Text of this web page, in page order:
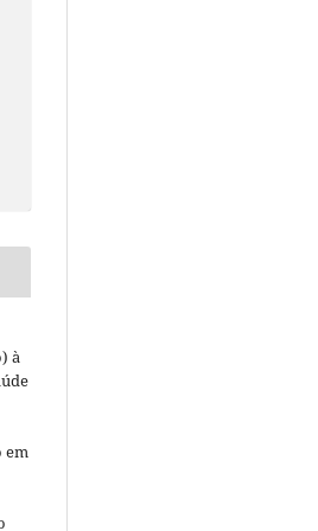
à
em